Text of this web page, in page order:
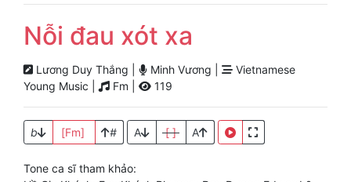
Nỗi đau xót xa
Lương Duy Thắng | Minh Vương |
Vietnamese
Young Music |
Fm | 119
b [Fm] # A [ ] A
Tone ca sĩ tham khảo: